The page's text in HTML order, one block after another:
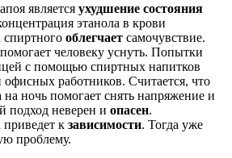
является ухудшение состояния
этанола в крови
спиртного облегчает самочувствие.
человеку уснуть. Попытки
с помощью спиртных напитков
офисных работников. Считается, что
на ночь помогает снять напряжение и
подход неверен и опасен.
приведет к зависимости. Тогда уже
проблему.